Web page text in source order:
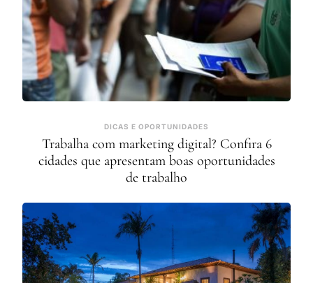
DICAS E OPORTUNIDADES
Trabalha com marketing digital? Confira 6
cidades que apresentam boas oportunidades
de trabalho